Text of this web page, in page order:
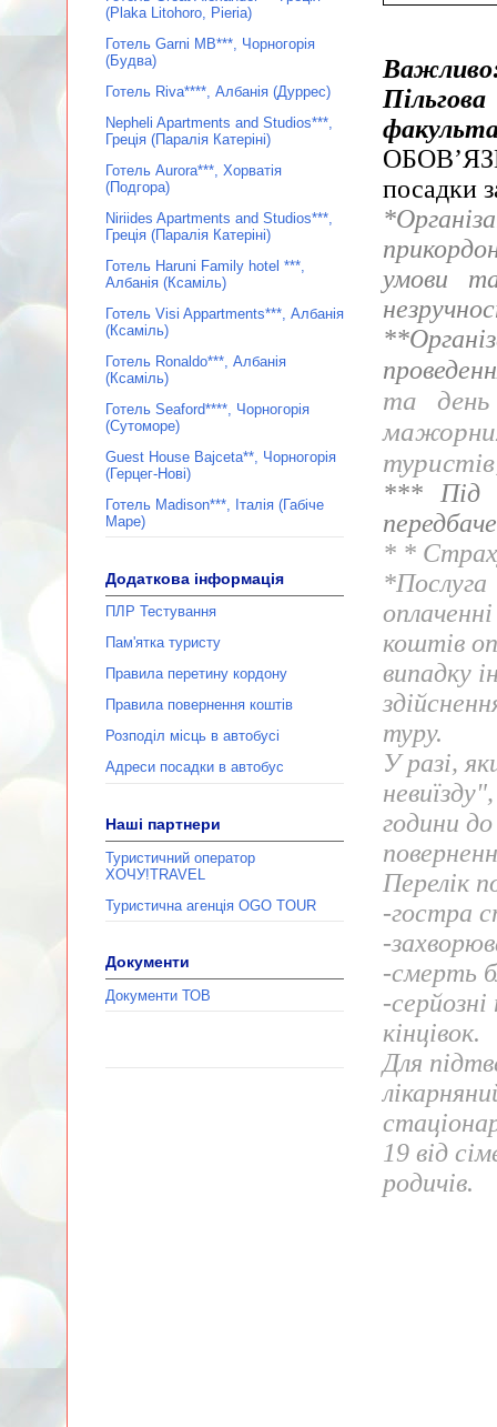
посадки
умови
та день
*** Під
* *
*Послуга
коштів
випадку
туру.
У разі,
години
Перелік
-гостра
-
-смерть
-
кінцівок.
Для
19 від
родичів.
(Plaka Litohoro, Pieria)
Готель Garni MB***, Чорногорія
(Будва)
Готель Riva****, Албанія (Дуррес)
Nepheli Apartments and Studios***,
Греція (Паралія Катеріні)
Готель Aurora***, Хорватія
(Подгора)
Niriides Apartments and Studios***,
Греція (Паралія Катеріні)
Готель Haruni Family hotel ***,
Албанія (Ксаміль)
Готель Visi Appartments***, Албанія
(Ксаміль)
Готель Ronaldo***, Албанія
(Ксаміль)
Готель Seaford****, Чорногорія
(Сутоморе)
Guest House Bajceta**, Чорногорія
(Герцег-Нові)
Готель Madison***, Італія (Габіче
Маре)
Додаткова інформація
ПЛР Тестування
Пам'ятка туристу
Правила перетину кордону
Правила повернення коштів
Розподіл місць в автобусі
Адреси посадки в автобус
Наші партнери
Туристичний оператор
ХОЧУ!TRAVEL
Туристична агенція ОGО TOUR
Документи
Документи ТОВ